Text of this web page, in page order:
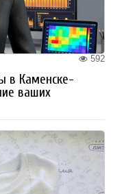
592
в Каменске-
ваших